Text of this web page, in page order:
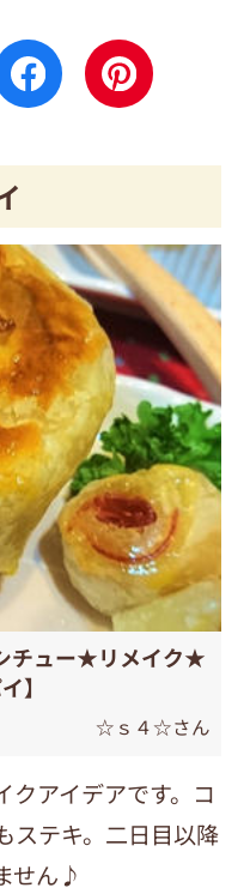
チュー★リメイク★
】
☆ｓ４☆さん
クアイデアです。コ
ステキ。二日目以降
せん♪